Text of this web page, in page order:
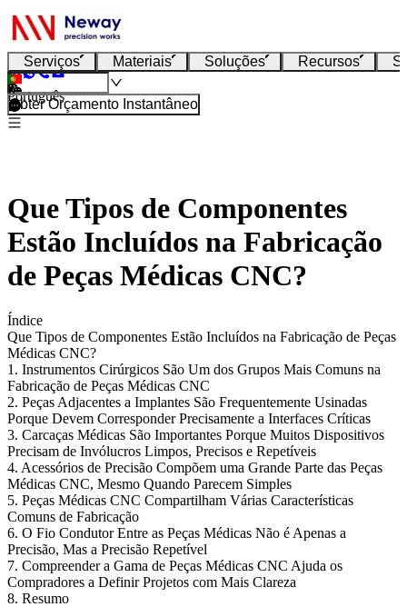
Serviços Materiais Soluções Recursos
Português
Obter Orçamento Instantâneo
Que Tipos de Componentes
Estão Incluídos na Fabricação
de Peças Médicas CNC?
Índice
Que Tipos de Componentes Estão Incluídos na Fabricação de Peças
Médicas CNC?
1. Instrumentos Cirúrgicos São Um dos Grupos Mais Comuns na
Fabricação de Peças Médicas CNC
2. Peças Adjacentes a Implantes São Frequentemente Usinadas
Porque Devem Corresponder Precisamente a Interfaces Críticas
3. Carcaças Médicas São Importantes Porque Muitos Dispositivos
Precisam de Invólucros Limpos, Precisos e Repetíveis
4. Acessórios de Precisão Compõem uma Grande Parte das Peças
Médicas CNC, Mesmo Quando Parecem Simples
5. Peças Médicas CNC Compartilham Várias Características
Comuns de Fabricação
6. O Fio Condutor Entre as Peças Médicas Não é Apenas a
Precisão, Mas a Precisão Repetível
7. Compreender a Gama de Peças Médicas CNC Ajuda os
Compradores a Definir Projetos com Mais Clareza
8. Resumo